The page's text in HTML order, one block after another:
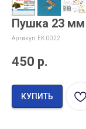
Пушка 23 мм
Артикул: EK 0022
450 р.
КУПИТЬ